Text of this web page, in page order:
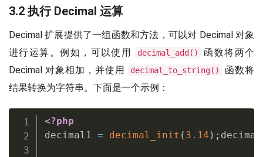
3.2 执行 Decimal 运算
Decimal 扩展提供了一组函数和方法，可以对 Decimal 对象
进行运算。例如，可以使用
decimal_add()
函数将两个
Decimal 对象相加，并使用
decimal_to_string()
函数将
结果转换为字符串。下面是一个示例：
<?php
decimal1 = decimal_init ( 3.14 ) ;